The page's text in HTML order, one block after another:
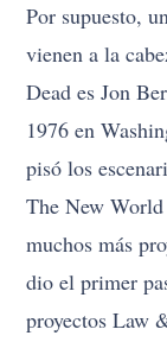
Por supuesto,
vienen a la
Dead es Jon
1976 en
pisó los
The New
muchos más
dio el primer
proyectos Law